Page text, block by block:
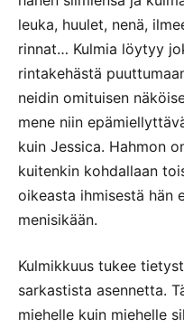
leuka, huulet, nenä,
rinnat… Kulmia löytyy
rintakehästä
neidin omituisen
mene niin
kuin Jessica. Hahmon
kuitenkin kohdallaan
oikeasta ihmisestä hän
menisikään.
Kulmikkuus tukee
sarkastista asennetta.
miehelle kuin miehelle